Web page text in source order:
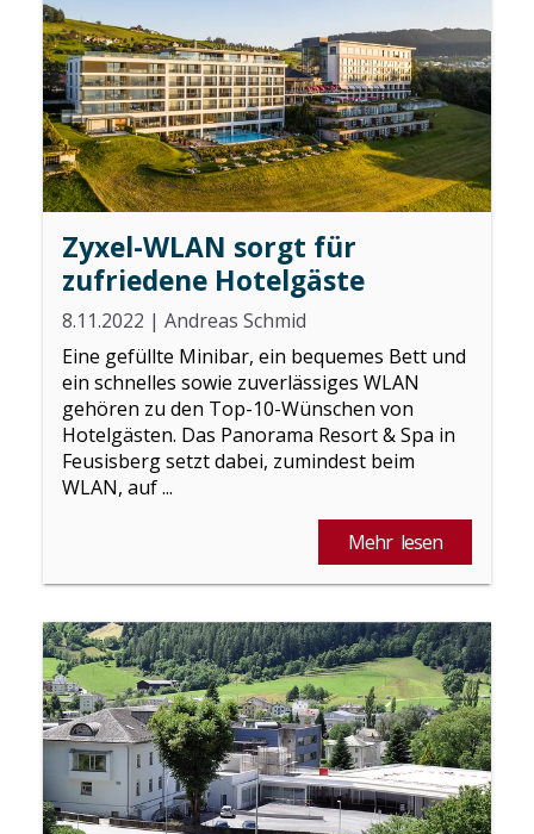
Zyxel-WLAN sorgt für
zufriedene Hotelgäste
8.11.2022 | Andreas Schmid
Eine gefüllte Minibar, ein bequemes Bett und
ein schnelles sowie zuverlässiges WLAN
gehören zu den Top-10-Wünschen von
Hotelgästen. Das Panorama Resort & Spa in
Feusisberg setzt dabei, zumindest beim
WLAN, auf ...
Mehr lesen